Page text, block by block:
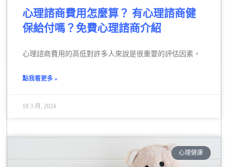
心理諮商費用怎麼算？ 有心理諮商健
保給付嗎？免費心理諮商介紹
心理諮商費用的高低對許多人來說是很重要的評估因素，
點我看更多 »
18 3 月, 2024
心理健康